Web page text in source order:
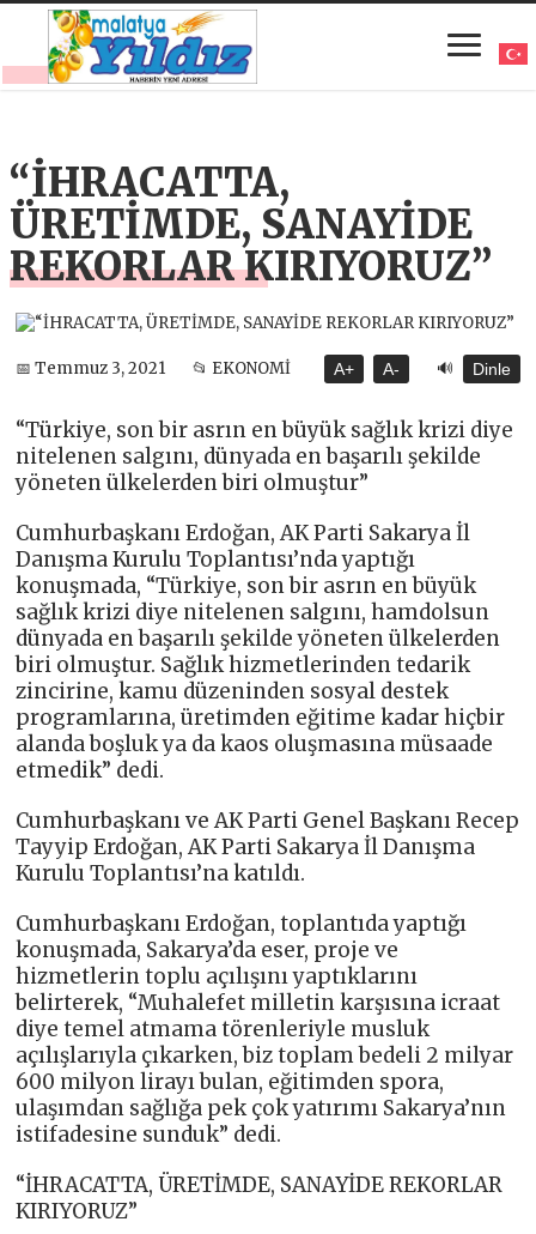
“İHRACATTA,
ÜRETİMDE, SANAYİDE
REKORLAR KIRIYORUZ”
📅 Temmuz 3, 2021 📂 EKONOMİ A+ A- 🔊 Dinle
“Türkiye, son bir asrın en büyük sağlık krizi diye
nitelenen salgını, dünyada en başarılı şekilde
yöneten ülkelerden biri olmuştur”
Cumhurbaşkanı Erdoğan, AK Parti Sakarya İl
Danışma Kurulu Toplantısı’nda yaptığı
konuşmada, “Türkiye, son bir asrın en büyük
sağlık krizi diye nitelenen salgını, hamdolsun
dünyada en başarılı şekilde yöneten ülkelerden
biri olmuştur. Sağlık hizmetlerinden tedarik
zincirine, kamu düzeninden sosyal destek
programlarına, üretimden eğitime kadar hiçbir
alanda boşluk ya da kaos oluşmasına müsaade
etmedik” dedi.
Cumhurbaşkanı ve AK Parti Genel Başkanı Recep
Tayyip Erdoğan, AK Parti Sakarya İl Danışma
Kurulu Toplantısı’na katıldı.
Cumhurbaşkanı Erdoğan, toplantıda yaptığı
konuşmada, Sakarya’da eser, proje ve
hizmetlerin toplu açılışını yaptıklarını
belirterek, “Muhalefet milletin karşısına icraat
diye temel atmama törenleriyle musluk
açılışlarıyla çıkarken, biz toplam bedeli 2 milyar
600 milyon lirayı bulan, eğitimden spora,
ulaşımdan sağlığa pek çok yatırımı Sakarya’nın
istifadesine sunduk” dedi.
“İHRACATTA, ÜRETİMDE, SANAYİDE REKORLAR
KIRIYORUZ”